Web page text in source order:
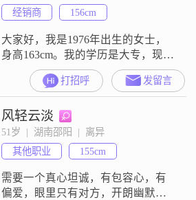
经销商
156cm
大家好，我是1976年出生的女士，
身高163cm。我的学历是大专，现在
在长沙工作，月收入在12001到
20000元之间。我的性格是独立自信
的，平时也比较开朗爱笑，为人善
解人意。我是一个真诚可靠的人，
平时热爱生活，也在认真追求事业
上的成就。平时的生活里，我喜欢
音乐欣赏，也喜欢美食烹饪，有空
的时候会进行跑步健身。对于感
情，
打招呼 发留言
风轻云淡
51岁  |  湖南邵阳  |  离异
其他职业
155cm
需要一个真心坦诚，有包容心，有
偏爱，眼里只有对方，开朗幽默，